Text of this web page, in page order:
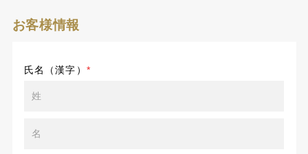
お客様情報
氏名（漢字） *